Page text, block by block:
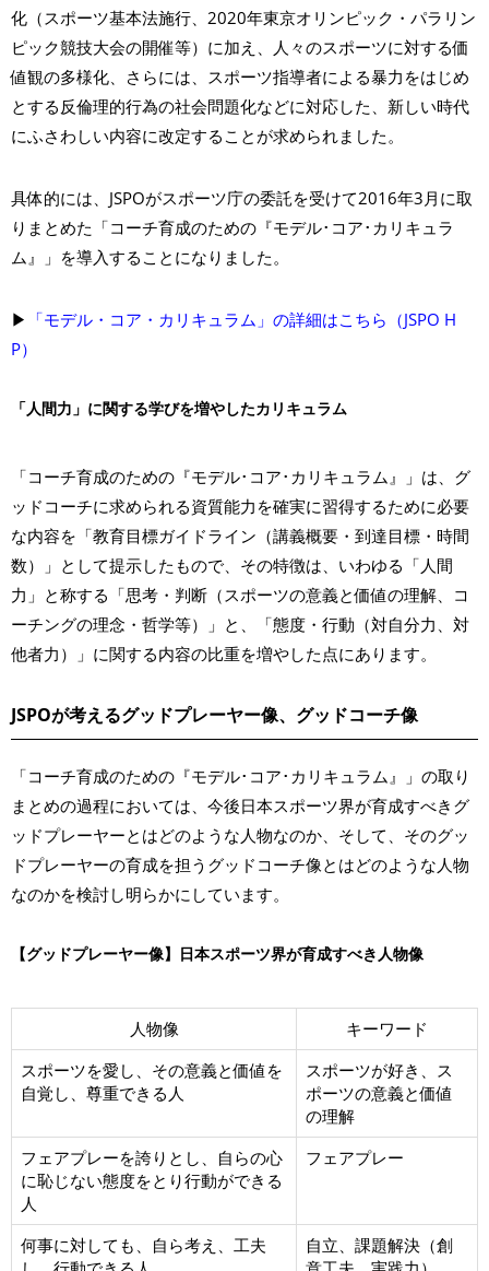
化（スポーツ基本法施行、2020年東京オリンピック・パラリン
ピック競技大会の開催等）に加え、人々のスポーツに対する価
値観の多様化、さらには、スポーツ指導者による暴力をはじめ
とする反倫理的行為の社会問題化などに対応した、新しい時代
にふさわしい内容に改定することが求められました。
具体的には、JSPOがスポーツ庁の委託を受けて2016年3月に取
りまとめた「コーチ育成のための『モデル･コア･カリキュラ
ム』」を導入することになりました。
▶︎ 「モデル・コア・カリキュラム」の詳細はこちら（JSPO H
P）
「人間力」に関する学びを増やしたカリキュラム
「コーチ育成のための『モデル･コア･カリキュラム』」は、グ
ッドコーチに求められる資質能力を確実に習得するために必要
な内容を「教育目標ガイドライン（講義概要・到達目標・時間
数）」として提示したもので、その特徴は、いわゆる「人間
力」と称する「思考・判断（スポーツの意義と価値の理解、コ
ーチングの理念・哲学等）」と、「態度・行動（対自分力、対
他者力）」に関する内容の比重を増やした点にあります。
JSPOが考えるグッドプレーヤー像、グッドコーチ像
「コーチ育成のための『モデル･コア･カリキュラム』」の取り
まとめの過程においては、今後日本スポーツ界が育成すべきグ
ッドプレーヤーとはどのような人物なのか、そして、そのグッ
ドプレーヤーの育成を担うグッドコーチ像とはどのような人物
なのかを検討し明らかにしています。
【グッドプレーヤー像】日本スポーツ界が育成すべき人物像
人物像
キーワード
スポーツを愛し、その意義と価値を
自覚し、尊重できる人
スポーツが好き、ス
ポーツの意義と価値
の理解
フェアプレーを誇りとし、自らの心
に恥じない態度をとり行動ができる
人
フェアプレー
何事に対しても、自ら考え、工夫
自立、課題解決（創